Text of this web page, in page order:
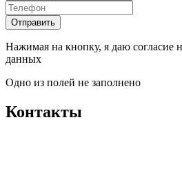
Отправить
Нажимая на кнопку, я даю согласие
данных
Одно из полей не заполнено
Контакты